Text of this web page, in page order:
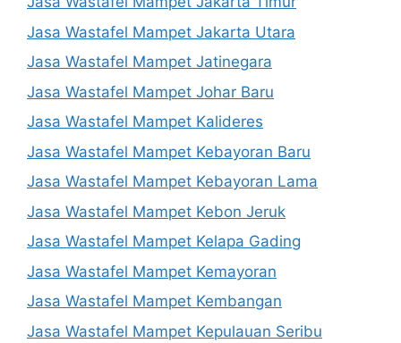
Jasa Wastafel Mampet Jakarta Utara
Jasa Wastafel Mampet Jatinegara
Jasa Wastafel Mampet Johar Baru
Jasa Wastafel Mampet Kalideres
Jasa Wastafel Mampet Kebayoran Baru
Jasa Wastafel Mampet Kebayoran Lama
Jasa Wastafel Mampet Kebon Jeruk
Jasa Wastafel Mampet Kelapa Gading
Jasa Wastafel Mampet Kemayoran
Jasa Wastafel Mampet Kembangan
Jasa Wastafel Mampet Kepulauan Seribu